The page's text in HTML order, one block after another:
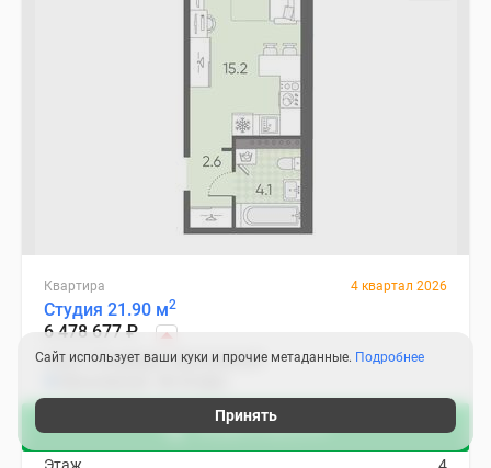
Акции в августе
Квартира 4 квартал 2026
Студия 21.90 м2
6 478 677 ₽
Санкт-Петербург, Московский
2
Корпус
Сайт использует ваши куки и прочие метаданные. Подробнее
Принять